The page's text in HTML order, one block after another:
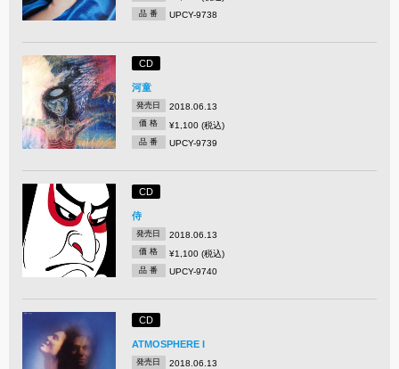
品 番 UPCY-9738
CD
河童
発売日 2018.06.13
価 格 ¥1,100 (税込)
品 番 UPCY-9739
CD
侍
発売日 2018.06.13
価 格 ¥1,100 (税込)
品 番 UPCY-9740
CD
ATMOSPHERE I
発売日 2018.06.13